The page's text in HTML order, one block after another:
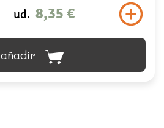
ud. 8,35 €
añadir